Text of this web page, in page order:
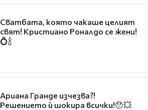
Сватбата, която чакаше целият
свят! Кристиано Роналдо се жени!
💍🍾
Ариана Гранде изчезва?!
Решението ѝ шокира всички!😯💥